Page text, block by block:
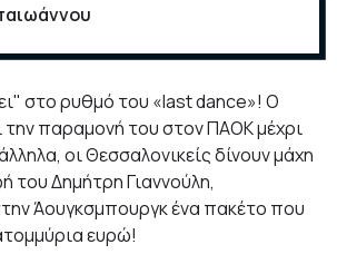
στο ρυθμό του «last dance»! Ο
την παραμονή του στον ΠΑΟΚ μέχρι
οι Θεσσαλονικείς δίνουν μάχη
του Δημήτρη Γιαννούλη,
Άουγκσμπουργκ ένα πακέτο που
ευρώ!